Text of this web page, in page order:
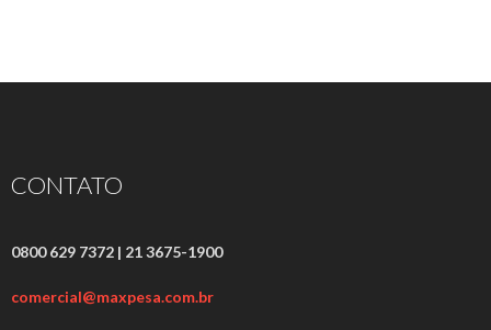
CONTATO
0800 629 7372 | 21 3675-1900
comercial@maxpesa.com.br